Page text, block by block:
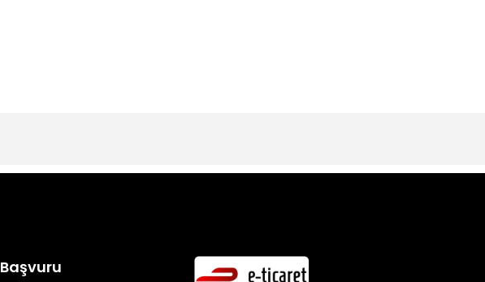
Başvuru